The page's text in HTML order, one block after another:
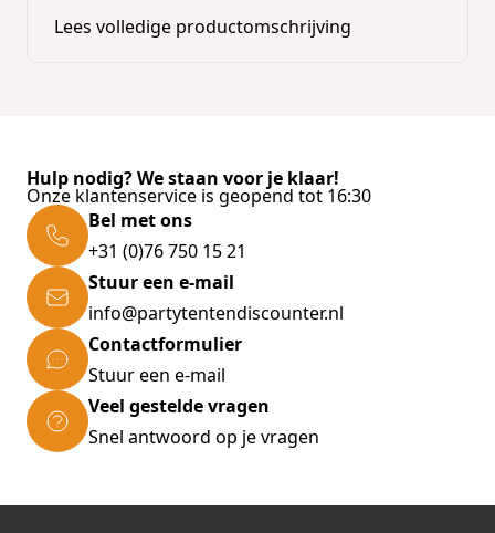
Proderma Schapenvet Naturel is aanvullende
diervoeding voor honden en katten.
Samenstelling:100% schapenvet.
Analytische bestanddelen:
ruwe vezel 2%, ruw as 1,5%, ruw eiwit 1%,
vocht 0,5%.
Inhoud:3 stuks.
Lees volledige productomschrijving
Hulp nodig? We staan voor je klaar!
Onze klantenservice is geopend tot 16:30
Bel met ons
+31 (0)76 750 15 21
Stuur een e-mail
info@partytentendiscounter.nl
Contactformulier
Stuur een e-mail
Veel gestelde vragen
Snel antwoord op je vragen